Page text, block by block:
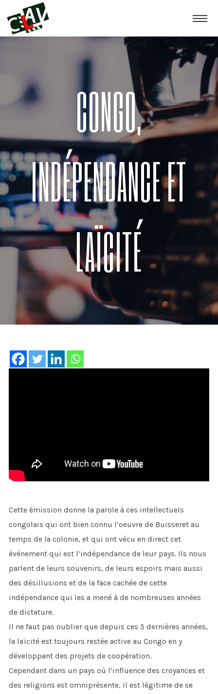
CONGO,
INDÉPENDANCE ET
LAÏCITÉ
Cette émission donne la parole à ces intellectuels
congolais qui ont bien connu l’oeuvre de Buisseret au
temps de la colonie, et qui ont vécu en direct cet
événement qui est l’indépendance de leur pays. Ils nous
parlent de leurs souvenirs, de leurs espoirs mais aussi
des désillusions et de la face cachée de cette
indépendance qui les a mené à de nombreuses années
de dictature.
Il ne faut pas oublier que depuis ces 5 dernières années,
la laïcité est toujours restée active au Congo en y
développant des projets de coopération.
Cependant dans un pays où l’influence des croyances et
des religions est omniprésente, il est légitime de se